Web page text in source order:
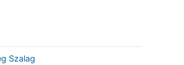
Szalag